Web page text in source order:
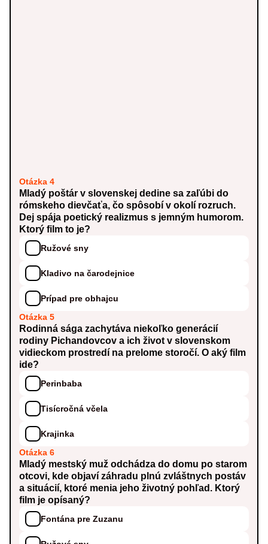
Otázka 4
Mladý poštár v slovenskej dedine sa zaľúbi do
rómskeho dievčaťa, čo spôsobí v okolí rozruch.
Dej spája poetický realizmus s jemným humorom.
Ktorý film to je?
Ružové sny
Kladivo na čarodejnice
Prípad pre obhajcu
Otázka 5
Rodinná sága zachytáva niekoľko generácií
rodiny Pichandovcov a ich život v slovenskom
vidieckom prostredí na prelome storočí. O aký film
ide?
Perinbaba
Tisícročná včela
Krajinka
Otázka 6
Mladý mestský muž odchádza do domu po starom
otcovi, kde objaví záhradu plnú zvláštnych postáv
a situácií, ktoré menia jeho životný pohľad. Ktorý
film je opísaný?
Fontána pre Zuzanu